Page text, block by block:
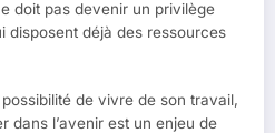
doit pas devenir un privilège
disposent déjà des ressources
de vivre de son travail,
dans l’avenir est un enjeu de